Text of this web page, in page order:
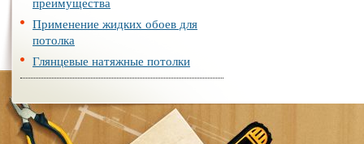
Применение жидких обоев для
потолка
Глянцевые натяжные потолки